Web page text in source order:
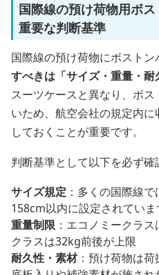
国際線の預け荷物用ボ
重要な判断基準
国際線の預け荷物にボストン
すべきは「サイズ・重量・耐
スーツケースと異なり、ボ
いため、航空会社の規定内
しておくことが重要です。
判断基準として以下を必ず確
サイズ規定 ：多くの国際線
158cm以内に設定されていま
重量制限 ：エコノミークラ
クラスは32kg前後が上限
耐久性・素材：預け荷物は荷